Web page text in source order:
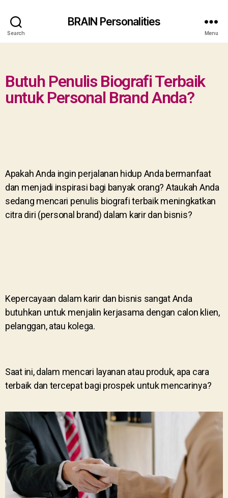
Search
BRAIN Personalities
Menu
Butuh Penulis Biografi Terbaik
untuk Personal Brand Anda?
Apakah Anda ingin perjalanan hidup Anda bermanfaat
dan menjadi inspirasi bagi banyak orang? Ataukah Anda
sedang mencari penulis biografi terbaik meningkatkan
citra diri (personal brand) dalam karir dan bisnis?
Kepercayaan dalam karir dan bisnis sangat Anda
butuhkan untuk menjalin kerjasama dengan calon klien,
pelanggan, atau kolega.
Saat ini, dalam mencari layanan atau produk, apa cara
terbaik dan tercepat bagi prospek untuk mencarinya?